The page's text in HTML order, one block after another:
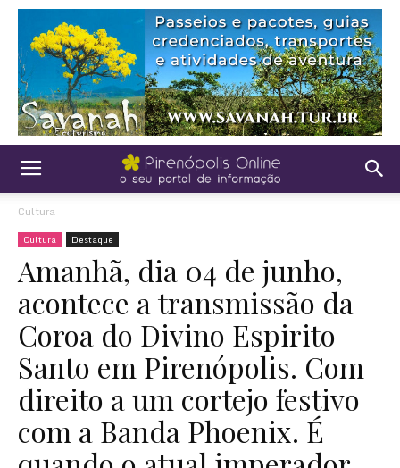
Cultura
Cultura Destaque
Amanhã, dia 04 de junho,
acontece a transmissão da
Coroa do Divino Espirito
Santo em Pirenópolis. Com
direito a um cortejo festivo
com a Banda Phoenix. É